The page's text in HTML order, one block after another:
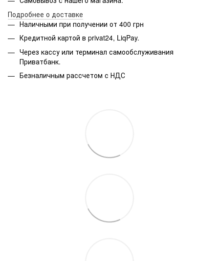
Подробнее о доставке
Наличными при получении от 400 грн
Кредитной картой в privat24, LiqPay.
Через кассу или терминал самообслуживания
Приватбанк.
Безналичным рассчетом с НДС